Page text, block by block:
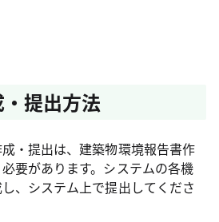
提出方法
・提出は、建築物環境報告書作
要があります。システムの各機
、システム上で提出してくださ